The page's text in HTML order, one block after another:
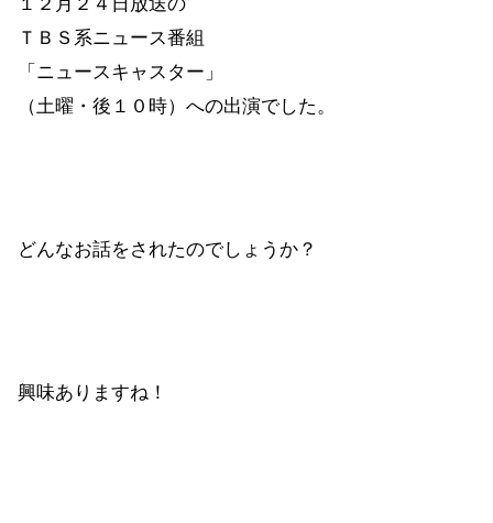
ＴＢＳ系ニュース番組
「ニュースキャスター」
（土曜・後１０時）への出演でした。
どんなお話をされたのでしょうか？
興味ありますね！